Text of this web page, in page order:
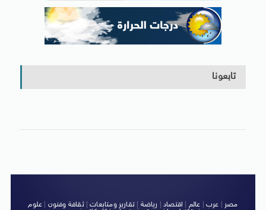
تابعونا
مصر عرب عالم اقتصاد رياضة |تقارير ومتابعات|ثقافة وفنون
علوم